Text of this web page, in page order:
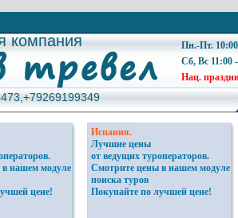
компания
компания
Пн.-Пт. 10:00
Сб, Вс 11:00
Нац.
нашем модуле
цене!
Испания.
Лучшие цены
от ведущих туроператоров.
Смотрите цены в нашем модуле
поиска туров
Покупайте по лучшей цене!